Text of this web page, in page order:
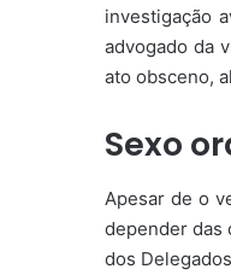
investigação
advogado da
ato obsceno,
Sexo
Apesar de o
depender das
dos